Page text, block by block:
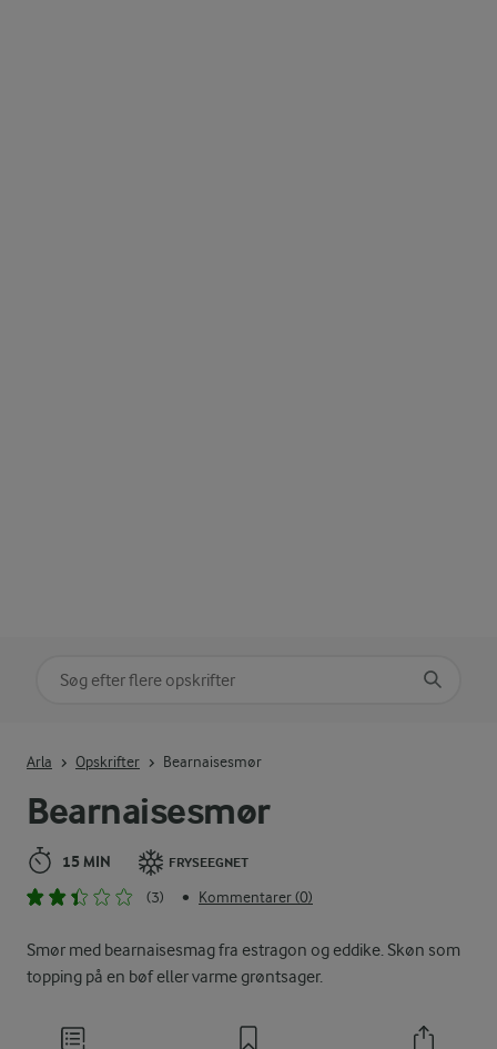
Bearnaisesmør
15 MIN FRYSEEGNET
(3) • Kommentarer (0)
Smør med bearnaisesmag fra estragon og eddike. Skøn som
topping på en bøf eller varme grøntsager.
Arla Opskrifter Bearnaisesmør
Søg på kategori